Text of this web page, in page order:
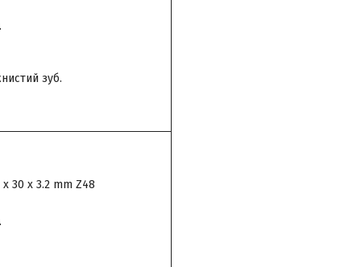
зуб.
30 x 3.2 mm Z48